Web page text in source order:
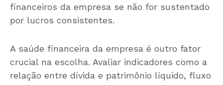
financeiros da empresa se não for sustentado
por lucros consistentes.
A saúde financeira da empresa é outro fator
crucial na escolha. Avaliar indicadores como a
relação entre dívida e patrimônio líquido, fluxo